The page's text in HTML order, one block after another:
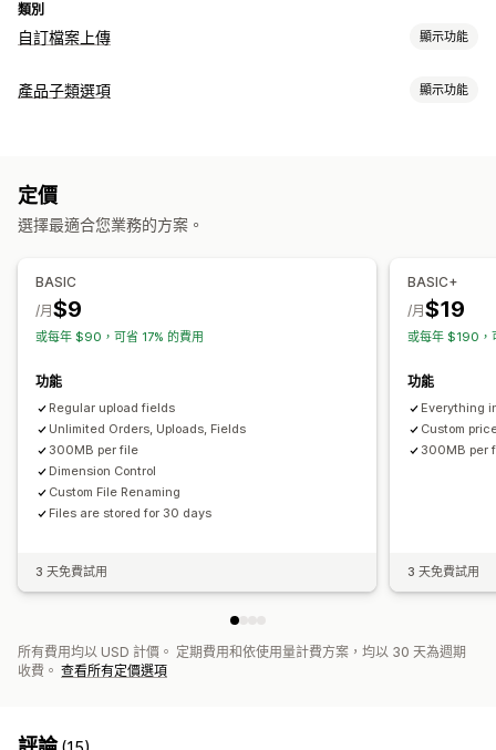
類別
自訂檔案上傳 顯示功能
檔案類型
範本
產品子類選項 顯示功能
庫存
顯示庫存
定價
選擇最適合您業務的方案。
BASIC
$9
/月
或每年 $90，可省 17% 的費用
功能
Regular upload fields
Unlimited Orders, Uploads, Fields
300MB per file
Dimension Control
Custom File Renaming
Files are stored for 30 days
3 天免費試用
BASIC+
$19
/月
或每年 $190，
功能
Everything
Custom
300MB per
3 天免費試用
所有費用均以 USD 計價。 定期費用和依使用量計費方案，均以 30 天為週期
收費。 查看所有定價選項